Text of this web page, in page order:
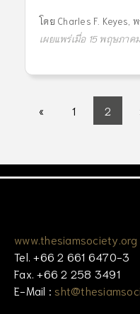
โดย Charles F. Keyes
เผยแพร่เมื่อ 15 พฤษภาค
« 1 2
www.thesiamsociety.org
Tel. +66 2 661 6470-3
Fax. +66 2 258 3491
E-Mail :